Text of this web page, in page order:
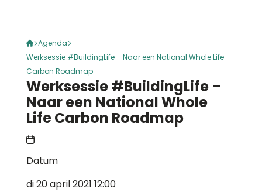
Agenda
Werksessie #BuildingLife – Naar een National Whole Life
Carbon Roadmap
Werksessie #BuildingLife –
Naar een National Whole
Life Carbon Roadmap
Datum
di 20 april 2021 12:00